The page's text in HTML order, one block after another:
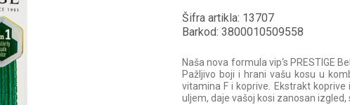
Šifra artikla: 13707
Barkod: 3800010509558
Naša nova formula vip‘s PRESTIGE
Pažljivo boji i hrani vašu kosu u
vitamina F i koprive. Ekstrakt
uljem, daje vašoj kosi zanosan